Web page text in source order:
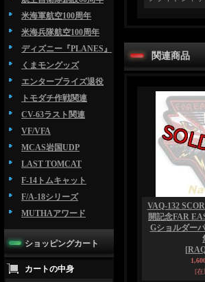
米海軍航空100周年
米海兵隊航空100周年
ディズニー『PLANES』
くまモングッズ
エンタープライズ退役
トモダチ作戦関連
CV-63ラスト関連
VF/VFA
MCAS岩国UDP
LAST TOMCAT
F-14トムキャット
F/A-18シリーズ
MUTHAアワード
ショッピングカート
カートの中身
関連商品
VAQ-132
開記念FAR
Gショルダー
[在